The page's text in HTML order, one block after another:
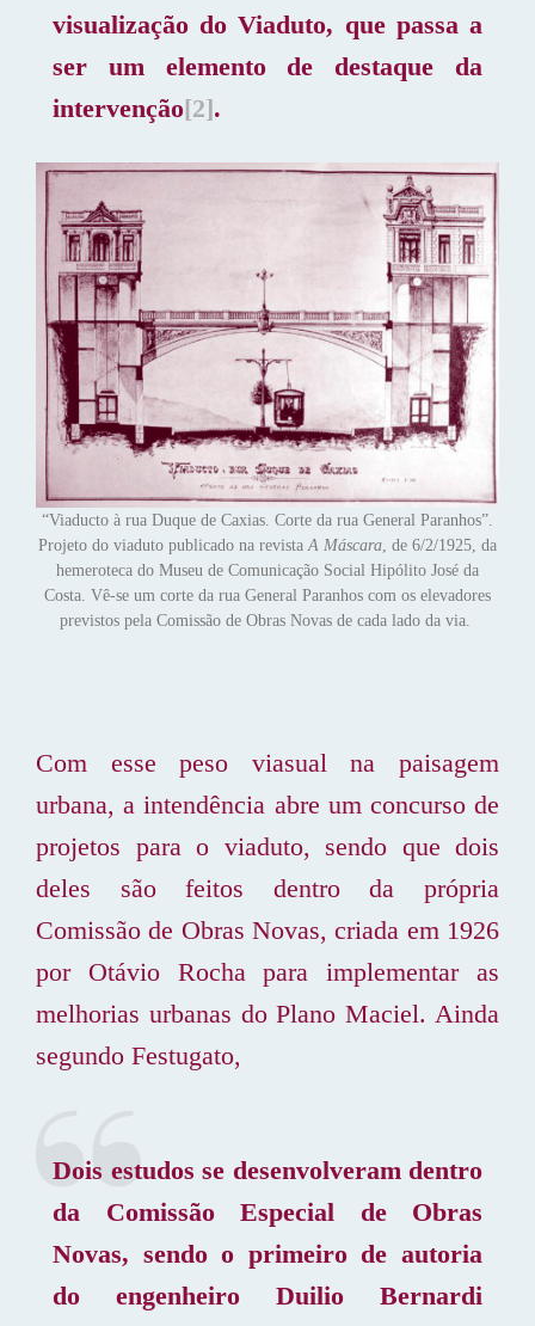
visualização do Viaduto, que passa a
ser um elemento de destaque da
intervenção[2].
“Viaducto à rua Duque de Caxias. Corte da rua General Paranhos”.
Projeto do viaduto publicado na revistaA Máscara, de 6/2/1925, da
hemeroteca do Museu de Comunicação Social Hipólito José da
Costa. Vê-se um corte da rua General Paranhos com os elevadores
previstos pela Comissão de Obras Novas de cada lado da via.
Com esse peso viasual na paisagem
urbana, a intendência abre um concurso de
projetos para o viaduto, sendo que dois
deles são feitos dentro da própria
Comissão de Obras Novas, criada em 1926
por Otávio Rocha para implementar as
melhorias urbanas do Plano Maciel. Ainda
segundo Festugato,
Dois estudos se desenvolveram dentro
da Comissão Especial de Obras
Novas, sendo o primeiro de autoria
do engenheiro Duilio Bernardi